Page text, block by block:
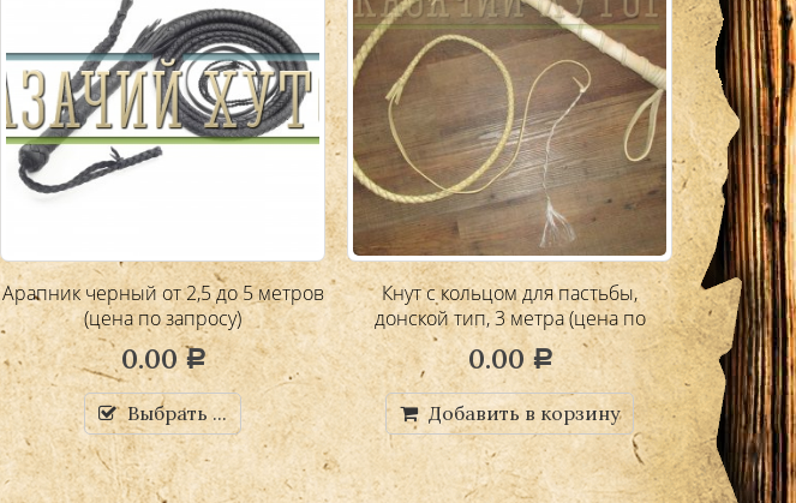
Арапник черный от 2,5 до 5 метров
(цена по запросу)
0.00Р
Выбрать ...
Кнут с кольцом для пастьбы,
донской тип, 3 метра (цена по
запросу)
0.00Р
Добавить в корзину
Кнут